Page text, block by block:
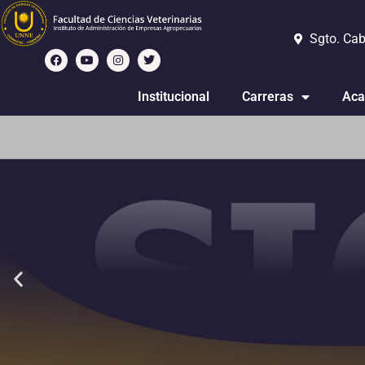
Sgto.
Institucional Carreras